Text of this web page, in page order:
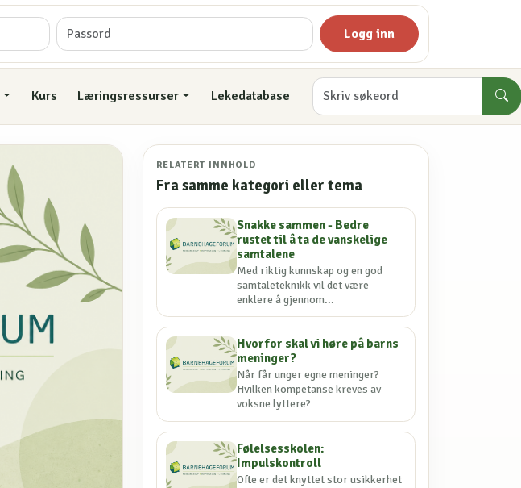
Logg inn
Kurs Læringsressurser Lekedatabase
RELATERT INNHOLD
Fra samme kategori eller tema
Snakke sammen - Bedre
rustet til å ta de vanskelige
samtalene
Med riktig kunnskap og en god
samtaleteknikk vil det være
enklere å gjennom...
Hvorfor skal vi høre på barns
meninger?
Når får unger egne meninger?
Hvilken kompetanse kreves av
voksne lyttere?
Følelsesskolen:
Impulskontroll
Ofte er det knyttet stor usikkerhet